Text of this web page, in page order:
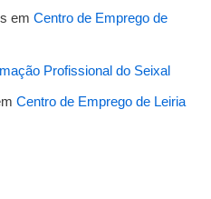
em Centro de Emprego de
Profissional do Seixal
Centro de Emprego de Leiria